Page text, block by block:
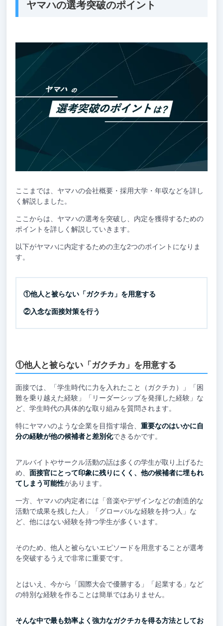
ヤマハの選考突破のポイント
ここまでは、ヤマハの会社概要・採用大学・年収などを詳し
く解説しました。
ここからは、ヤマハの選考を突破し、内定を獲得するための
ポイントを詳しく解説していきます。
以下がヤマハに内定するための主な2つのポイントになりま
す。
①他人と被らない「ガクチカ」を用意する
②入念な面接対策を行う
①他人と被らない「ガクチカ」を用意する
面接では、「学生時代に力を入れたこと（ガクチカ）」「困
難を乗り越えた経験」「リーダーシップを発揮した経験」な
ど、学生時代の具体的な取り組みを質問されます。
特にヤマハのような企業を目指す場合、 重要なのはいかに自
分の経験が他の候補者と差別化できるかです。
アルバイトやサークル活動の話は多くの学生が取り上げるた
め、 面接官にとって印象に残りにくく、他の候補者に埋もれ
てしまう可能性があります。
一方、ヤマハの内定者には「音楽やデザインなどの創造的な
活動で成果を残した人」「グローバルな経験を持つ人」な
ど、他にはない経験を持つ学生が多くいます。
そのため、他人と被らないエピソードを用意することが選考
を突破するうえで非常に重要です。
とはいえ、今から「国際大会で優勝する」「起業する」など
の特別な経験を作ることは簡単ではありません。
そんな中で最も効率よく強力なガクチカを得る方法としてお